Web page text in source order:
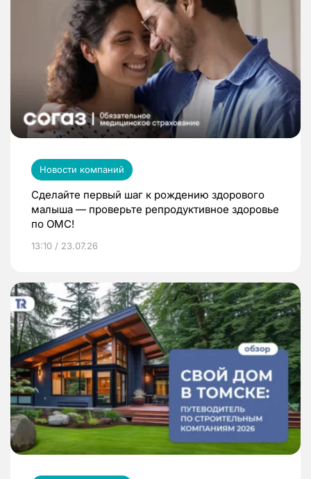
Новости компаний
Сделайте первый шаг к рождению здорового
малыша — проверьте репродуктивное здоровье
по ОМС!
13:10 / 23.07.26